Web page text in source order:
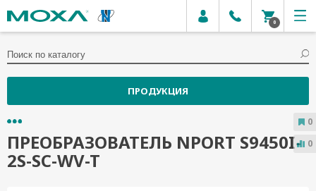
0
ПРОДУКЦИЯ
ПРЕОБРАЗОВАТЕЛЬ NPORT S9450I-
2S-SC-WV-T
0
0